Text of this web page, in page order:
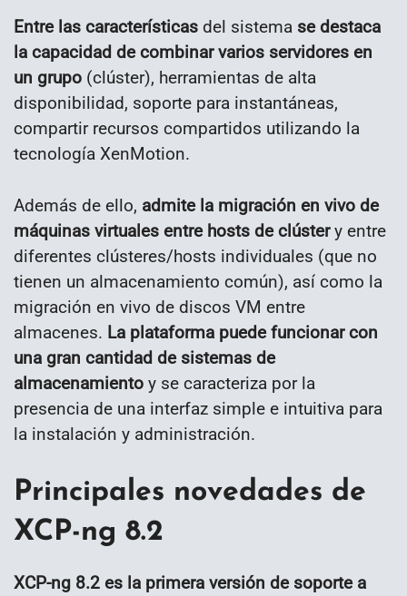
Entre las características del sistema se destaca
la capacidad de combinar varios servidores en
un grupo (clúster), herramientas de alta
disponibilidad, soporte para instantáneas,
compartir recursos compartidos utilizando la
tecnología XenMotion.
Además de ello, admite la migración en vivo de
máquinas virtuales entre hosts de clústery entre
diferentes clústeres/hosts individuales (que no
tienen un almacenamiento común), así como la
migración en vivo de discos VM entre
almacenes. La plataforma puede funcionar con
una gran cantidad de sistemas de
almacenamiento y se caracteriza por la
presencia de una interfaz simple e intuitiva para
la instalación y administración.
Principales novedades de
XCP-ng 8.2
XCP-ng 8.2 es la primera versión de soporte a